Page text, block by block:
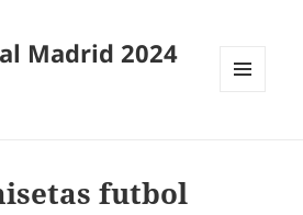
Madrid 2024
futbol